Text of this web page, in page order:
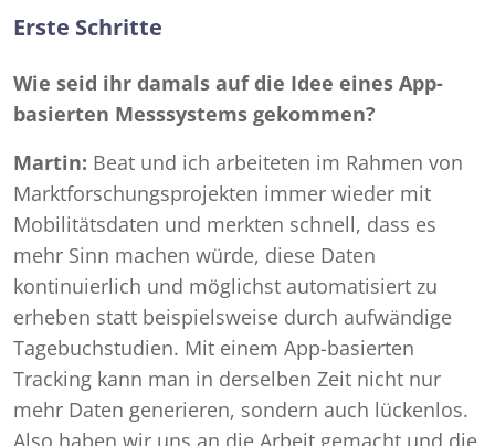
Erste Schritte
Wie seid ihr damals auf die Idee eines App-
basierten Messsystems gekommen?
Martin: Beat und ich arbeiteten im Rahmen von
Marktforschungsprojekten immer wieder mit
Mobilitätsdaten und merkten schnell, dass es
mehr Sinn machen würde, diese Daten
kontinuierlich und möglichst automatisiert zu
erheben statt beispielsweise durch aufwändige
Tagebuchstudien. Mit einem App-basierten
Tracking kann man in derselben Zeit nicht nur
mehr Daten generieren, sondern auch lückenlos.
Also haben wir uns an die Arbeit gemacht und die